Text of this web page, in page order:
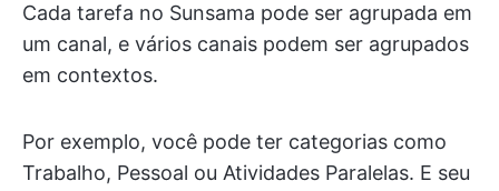
Cada tarefa no Sunsama pode ser agrupada em
um canal, e vários canais podem ser agrupados
em contextos.
Por exemplo, você pode ter categorias como
Trabalho, Pessoal ou Atividades Paralelas. E seu